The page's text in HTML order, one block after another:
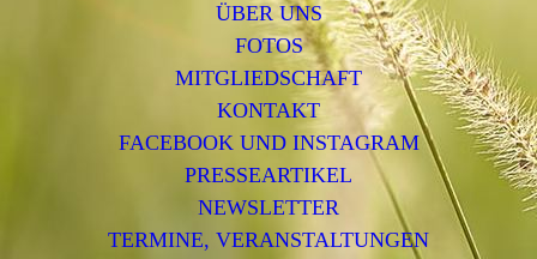
ÜBER UNS
FOTOS
MITGLIEDSCHAFT
KONTAKT
FACEBOOK UND INSTAGRAM
PRESSEARTIKEL
NEWSLETTER
TERMINE, VERANSTALTUNGEN